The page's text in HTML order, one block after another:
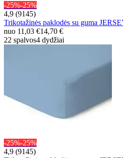
-25%-25%
4,9 (9145)
Trikotažinės paklodės su guma
nuo 11,03 €14,70 €
22 spalvos4 dydžiai
-25%-25%
4,9 (9145)